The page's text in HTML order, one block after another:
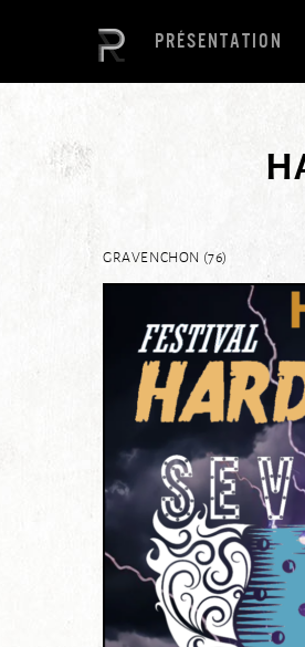
PRÉSENTATION
GRAVENCHON (76)